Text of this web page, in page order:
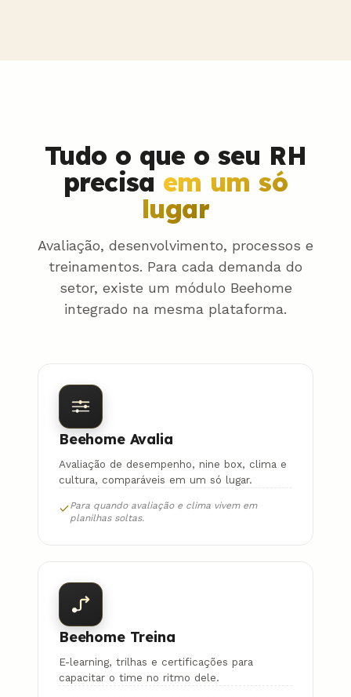
Tudo o que o seu RH
precisa em um só
lugar
Avaliação, desenvolvimento, processos e
treinamentos. Para cada demanda do
setor, existe um módulo Beehome
integrado na mesma plataforma.
Beehome Avalia
Avaliação de desempenho, nine box, clima e
cultura, comparáveis em um só lugar.
Para quando avaliação e clima vivem em
planilhas soltas.
Beehome Treina
E-learning, trilhas e certificações para
capacitar o time no ritmo dele.